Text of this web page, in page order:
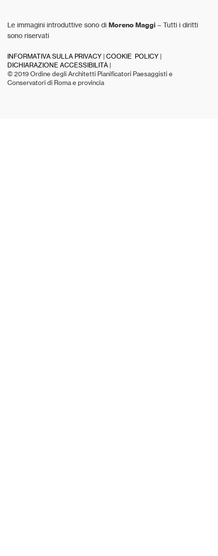
Le immagini introduttive sono di Moreno Maggi – Tutti i diritti
sono riservati
INFORMATIVA SULLA PRIVACY COOKIE POLICY
DICHIARAZIONE ACCESSIBILITÀ
© 2019 Ordine degli Architetti Pianificatori Paesaggisti e
Conservatori di Roma e provincia